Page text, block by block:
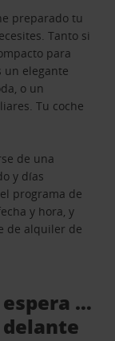
preparado tu
Tanto si
para
un elegante
o un
Tu coche
de una
y días
programa de
y hora, y
de alquiler de
…